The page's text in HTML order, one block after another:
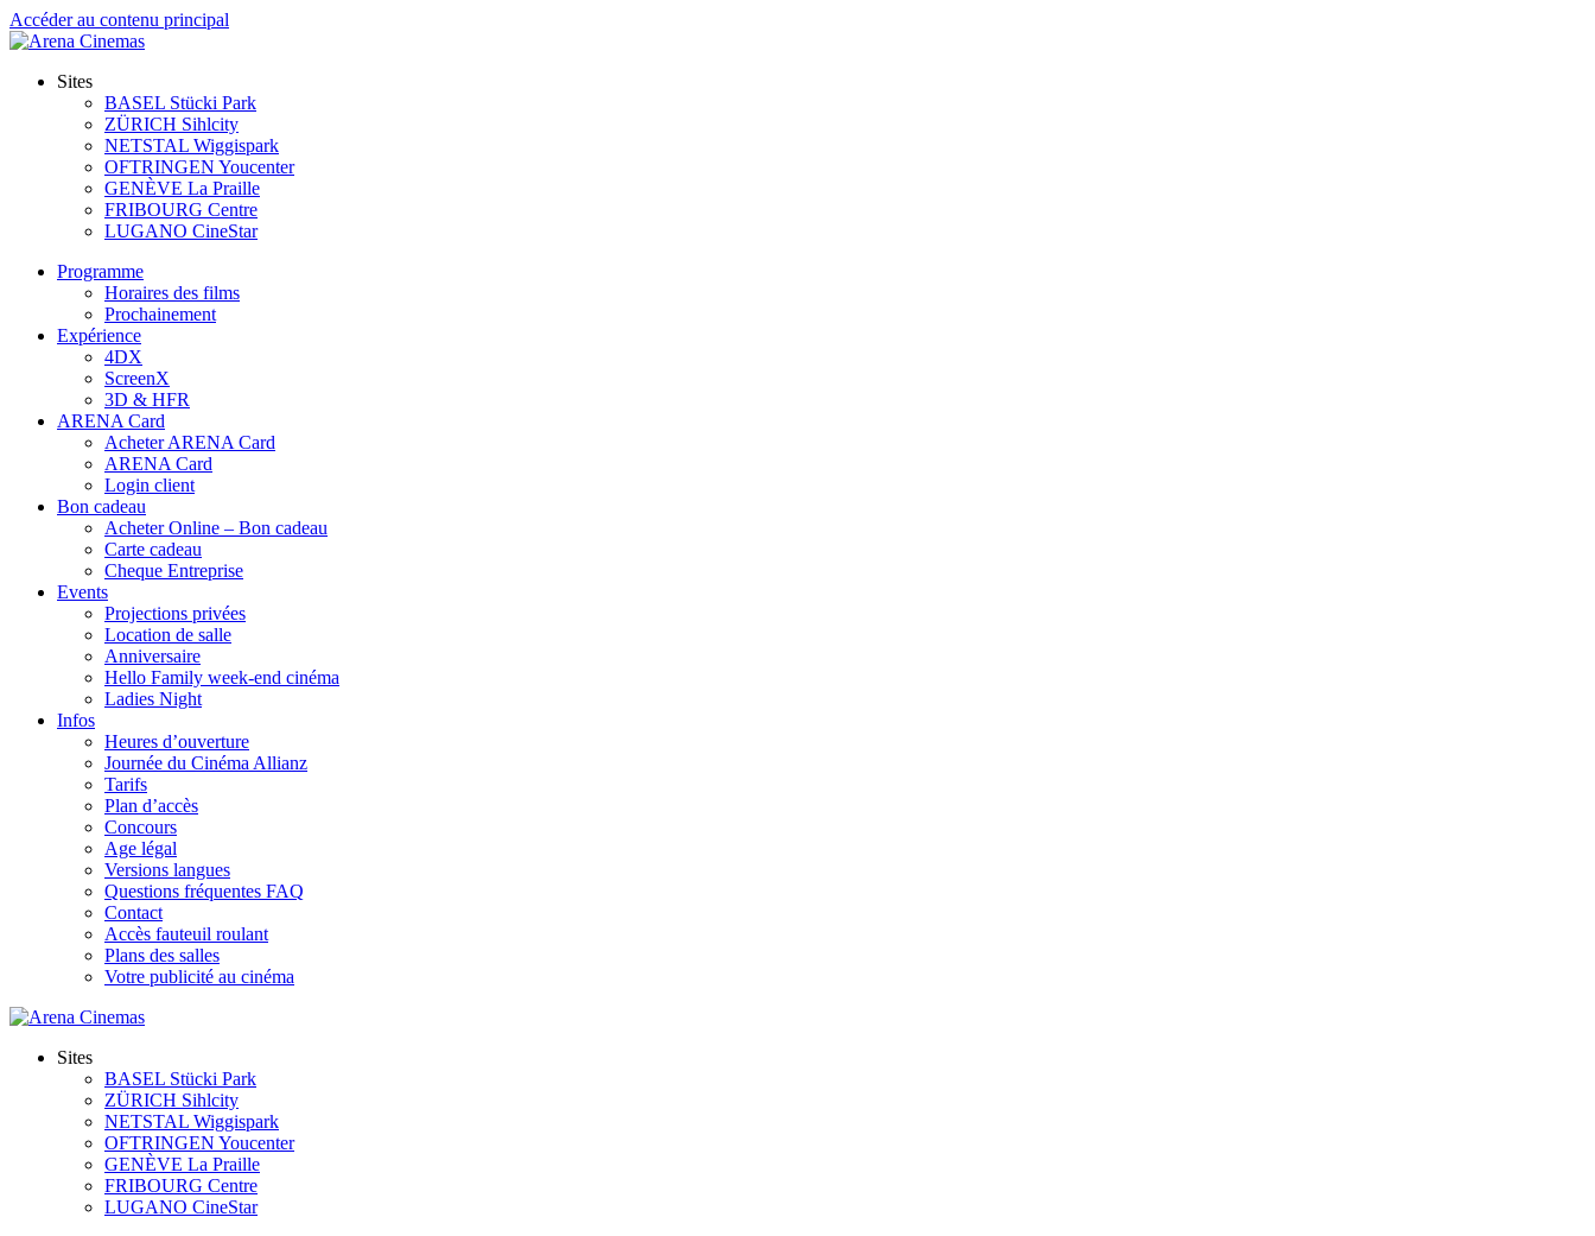
Accéder au contenu principal
Sites
BASEL Stücki Park
ZÜRICH Sihlcity
NETSTAL Wiggispark
OFTRINGEN Youcenter
GENÈVE La Praille
FRIBOURG Centre
LUGANO CineStar
Programme
Horaires des films
Prochainement
Expérience
4DX
ScreenX
3D & HFR
ARENA Card
Acheter ARENA Card
ARENA Card
Login client
Bon cadeau
Acheter Online – Bon cadeau
Carte cadeau
Cheque Entreprise
Events
Projections privées
Location de salle
Anniversaire
Hello Family week-end cinéma
Ladies Night
Infos
Heures d’ouverture
Journée du Cinéma Allianz
Tarifs
Plan d’accès
Concours
Age légal
Versions langues
Questions fréquentes FAQ
Contact
Accès fauteuil roulant
Plans des salles
Votre publicité au cinéma
Sites
BASEL Stücki Park
ZÜRICH Sihlcity
NETSTAL Wiggispark
OFTRINGEN Youcenter
GENÈVE La Praille
FRIBOURG Centre
LUGANO CineStar